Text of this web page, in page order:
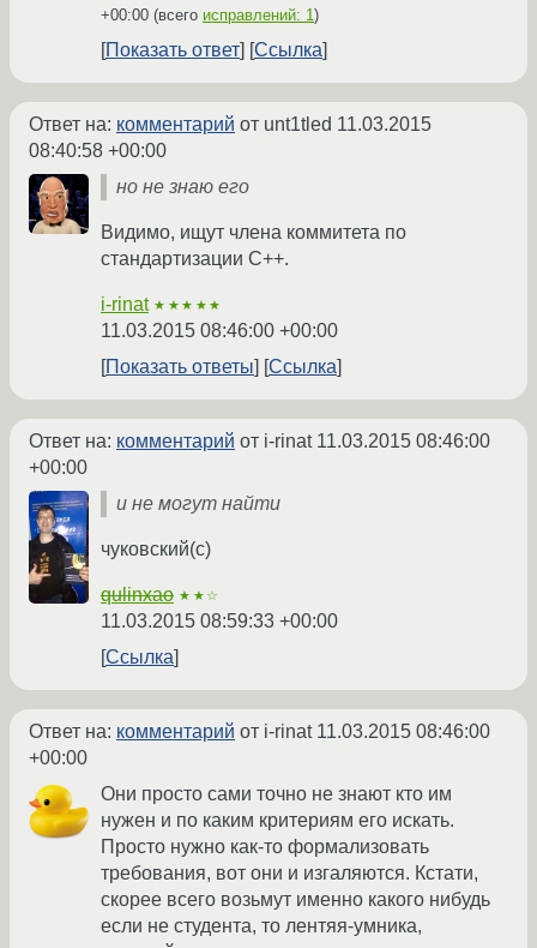
+00:00 (всего исправлений: 1)
Показать ответ Ссылка
Ответ на: комментарий от unt1tled 11.03.2015
08:40:58 +00:00
но не знаю его
Видимо, ищут члена коммитета по
стандартизации C++.
i-rinat ★★★★★
11.03.2015 08:46:00 +00:00
Показать ответы
Ссылка
Ответ на: комментарий от i-rinat 11.03.2015 08:46:00
+00:00
и не могут найти
чуковский(с)
qulinxao ★★☆
11.03.2015 08:59:33 +00:00
Ссылка
Ответ на: комментарий от i-rinat 11.03.2015 08:46:00
+00:00
Они просто сами точно не знают кто им
нужен и по каким критериям его искать.
Просто нужно как-то формализовать
требования, вот они и изгаляются. Кстати,
скорее всего возьмут именно какого нибудь
если не студента, то лентяя-умника,